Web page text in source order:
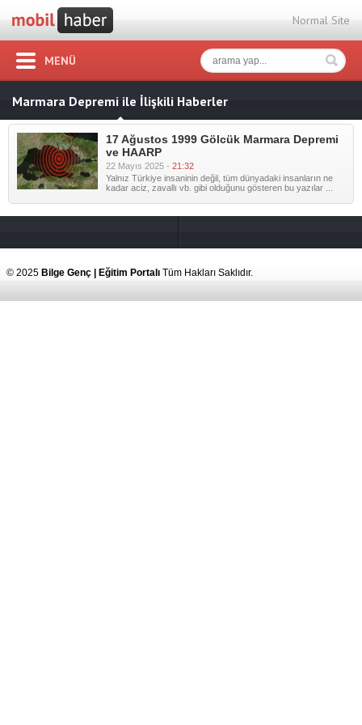
Normal Site
MENÜ
Marmara Depremi ile İlişkili Haberler
17 Ağustos 1999 Gölcük Marmara Depremi
ve HAARP
22 Mayıs 2025 - 21:32
Yalnız Türkiye insaninin değil, tüm dünyadaki insanların ne
kadar aciz, zavallı vb. gibi olduğunu gösteren bu yazılar ...
© 2025 Bilge Genç | Eğitim Portalı Tüm Hakları Saklıdır.